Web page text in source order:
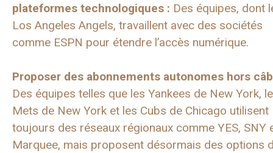
plateformes technologiques : Des équipes, dont
Los Angeles Angels, travaillent avec des sociétés
comme ESPN pour étendre l’accès numérique.
Proposer des abonnements autonomes hors
Des équipes telles que les Yankees de New York,
Mets de New York et les Cubs de Chicago utilisent
toujours des réseaux régionaux comme YES, SNY
Marquee, mais proposent désormais des options